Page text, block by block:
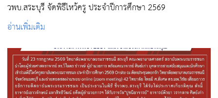
วพบ.สระบุรี จัดพิธีไหว้ครู ประจำปีการศึกษา 2569
อ่านเพิ่มเติม